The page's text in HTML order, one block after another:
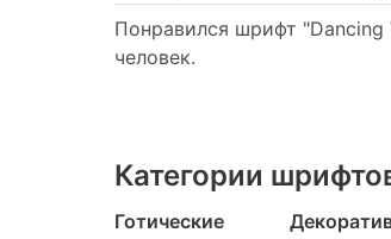
Понравился шрифт "Dancing
человек.
Категории
Готические